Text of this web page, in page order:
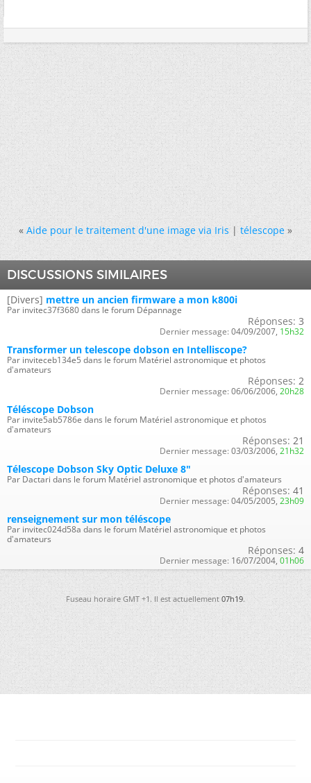
« Aide pour le traitement d'une image via Iris|télescope »
DISCUSSIONS SIMILAIRES
[Divers] mettre un ancien firmware a mon k800i
Par invitec37f3680 dans le forum Dépannage
Réponses: 3
Dernier message: 04/09/2007, 15h32
Transformer un telescope dobson en Intelliscope?
Par inviteceb134e5 dans le forum Matériel astronomique et photos
d'amateurs
Réponses: 2
Dernier message: 06/06/2006, 20h28
Téléscope Dobson
Par invite5ab5786e dans le forum Matériel astronomique et photos
d'amateurs
Réponses: 21
Dernier message: 03/03/2006, 21h32
Télescope Dobson Sky Optic Deluxe 8"
Par Dactari dans le forum Matériel astronomique et photos d'amateurs
Réponses: 41
Dernier message: 04/05/2005, 23h09
renseignement sur mon téléscope
Par invitec024d58a dans le forum Matériel astronomique et photos
d'amateurs
Réponses: 4
Dernier message: 16/07/2004, 01h06
Fuseau horaire GMT +1. Il est actuellement07h19.